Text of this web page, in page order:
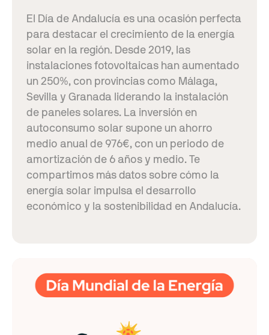
El Día de Andalucía es una ocasión perfecta
para destacar el crecimiento de la energía
solar en la región. Desde 2019, las
instalaciones fotovoltaicas han aumentado
un 250%, con provincias como Málaga,
Sevilla y Granada liderando la instalación
de paneles solares. La inversión en
autoconsumo solar supone un ahorro
medio anual de 976€, con un periodo de
amortización de 6 años y medio. Te
compartimos más datos sobre cómo la
energía solar impulsa el desarrollo
económico y la sostenibilidad en Andalucía.